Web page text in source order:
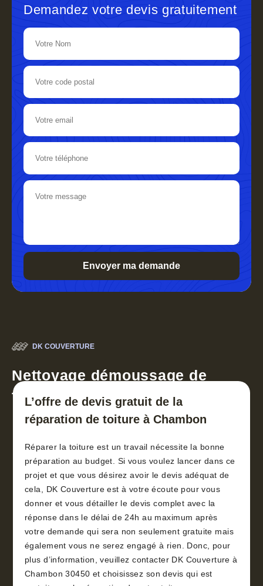
Demandez votre devis gratuitement
DK COUVERTURE
Nettoyage démoussage de
toiture 30
L’offre de devis gratuit de la
réparation de toiture à Chambon
Réparer la toiture est un travail nécessite la bonne
préparation au budget. Si vous voulez lancer dans ce
projet et que vous désirez avoir le devis adéquat de
cela, DK Couverture est à votre écoute pour vous
donner et vous détailler le devis complet avec la
réponse dans le délai de 24h au maximum après
votre demande qui sera non seulement gratuite mais
également vous ne serez engagé à rien. Donc, pour
plus d’information, veuillez contacter DK Couverture à
Chambon 30450 et choisissez son devis qui est